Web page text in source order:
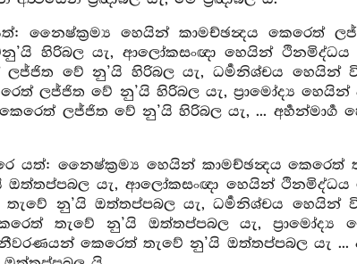
නෛෂ්ක්‍රම්‍ය හෙයින් කාමච්ඡන්‍දය කෙරෙත්
හිරිබල යැ, ආලෝකසංඥා හෙයින්
වේ නු’යි හිරිබල යැ, ධර්‍මනිශ්චය හෙයින්
ලජ්ජිත වේ නු’යි හිරිබල යැ, ප්‍රාමෝද්‍ය
ලජ්ජිත වේ නු’යි හිරිබල යැ, ...
යත්: නෛෂ්ක්‍රම්‍ය හෙයින් කාමච්ඡන්‍දය කෙරෙත්
ඔත්තප්පබල යැ, ආලෝකසංඥා හෙයින් ථිනමිද්ධය
නු’යි ඔත්තප්පබල යැ, ධර්‍මනිශ්චය හෙයින්
තැවේ නු’යි ඔත්තප්පබල යැ,
කෙරෙත් තැවේ නු’යි ඔත්තප්පබල යැ ...